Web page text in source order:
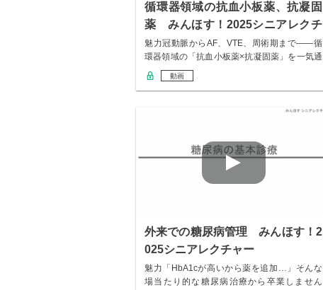
循環器領域の抗血小板薬、抗凝固
薬 みんほす！2025シニアレクチ
ャー
魅力冠動脈からAF、VTE、周術期まで——循
環器領域の「抗血小板薬×抗凝固薬」を一気通
貫で…
動画
外来での糖尿病管理 みんほす！2
025シニアレクチャー
魅力「HbA1cが高いから薬を追加…」そんな
場当たり的な糖尿病治療から卒業しません